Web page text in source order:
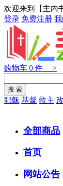
欢迎来到【主内
登录 免费注册
购物车 0 件 >
耶稣 基督 救主
全部商品
首页
网站公告